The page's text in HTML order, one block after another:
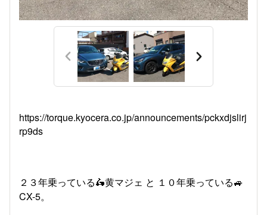
https://torque.kyocera.co.jp/announcements/pckxdjslirj
rp9ds
２３年乗っている🛵黄マジェ と １０年乗っている🚙
CX-5。